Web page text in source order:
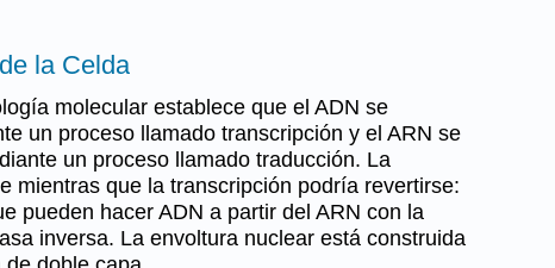
la Celda
molecular establece que el ADN se
un proceso llamado transcripción y el ARN se
un proceso llamado traducción. La
mientras que la transcripción podría revertirse:
pueden hacer ADN a partir del ARN con la
inversa. La envoltura nuclear está construida